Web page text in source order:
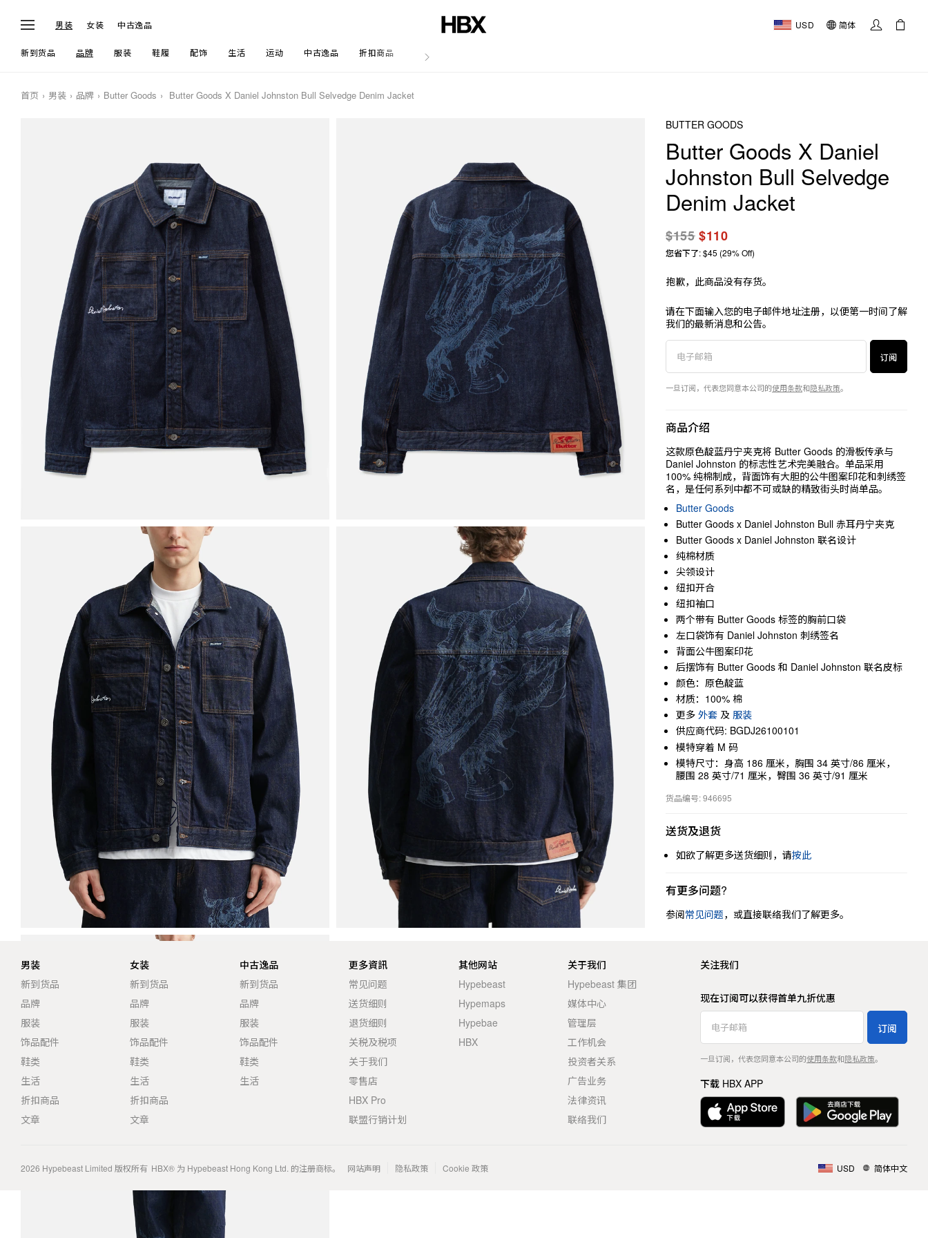
男装 女装 中古逸品 USD 简体
新到货品 品牌 服装 鞋履 配饰 生活 运动 中古逸品 折扣商品 文章
首页 男装 品牌 Butter Goods Butter Goods X Daniel Johnston Bull Selvedge Denim Jacket
BUTTER GOODS
Butter Goods X Daniel
Johnston Bull Selvedge
Denim Jacket
$155$110
您省下了: $45 (29% Off)
抱歉，此商品没有存货。
请在下面输入您的电子邮件地址注册，以便第一时间了解
我们的最新消息和公告。
订阅
一旦订阅，代表您同意本公司的使用条款和隐私政策。
商品介绍
这款原色靛蓝丹宁夹克将 Butter Goods 的滑板传承与
Daniel Johnston 的标志性艺术完美融合。单品采用
100% 纯棉制成，背面饰有大胆的公牛图案印花和刺绣签
名，是任何系列中都不可或缺的精致街头时尚单品。
Butter Goods
Butter Goods x Daniel Johnston Bull 赤耳丹宁夹克
Butter Goods x Daniel Johnston 联名设计
纯棉材质
尖领设计
纽扣开合
纽扣袖口
两个带有 Butter Goods 标签的胸前口袋
左口袋饰有 Daniel Johnston 刺绣签名
背面公牛图案印花
后摆饰有 Butter Goods 和 Daniel Johnston 联名皮标
颜色：原色靛蓝
材质：100% 棉
更多 外套 及 服装
供应商代码: BGDJ26100101
模特穿着 M 码
模特尺寸：身高 186 厘米，胸围 34 英寸/86 厘米，
腰围 28 英寸/71 厘米，臀围 36 英寸/91 厘米
货品编号: 946695
送货及退货
如欲了解更多送货细则，请按此
有更多问题?
参阅常见问题，或直接联络我们了解更多。
男装
新到货品
品牌
服装
饰品配件
鞋类
生活
折扣商品
文章
女装
新到货品
品牌
服装
饰品配件
鞋类
生活
折扣商品
文章
中古逸品
新到货品
品牌
服装
饰品配件
鞋类
生活
更多資訊
常见问题
送货细则
退货细则
关税及税项
关于我们
零售店
HBX Pro
联盟行销计划
其他网站
Hypebeast
Hypemaps
Hypebae
HBX
关于我们
Hypebeast 集团
媒体中心
管理层
工作机会
投资者关系
广告业务
法律资讯
联络我们
关注我们
现在订阅可以获得首单九折优惠
订阅
一旦订阅，代表您同意本公司的使用条款和隐私政策。
下载 HBX APP
2026 Hypebeast Limited 版权所有 HBX® 为 Hypebeast Hong Kong Ltd. 的注册商标。 网站声明 隐私政策 Cookie 政策 USD 简体中文